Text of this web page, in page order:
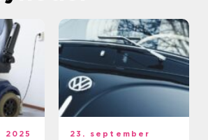
2025
23. september